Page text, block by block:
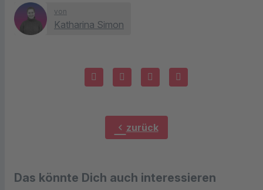
von
Katharina Simon
chevron_left zurück
Das könnte Dich auch interessieren